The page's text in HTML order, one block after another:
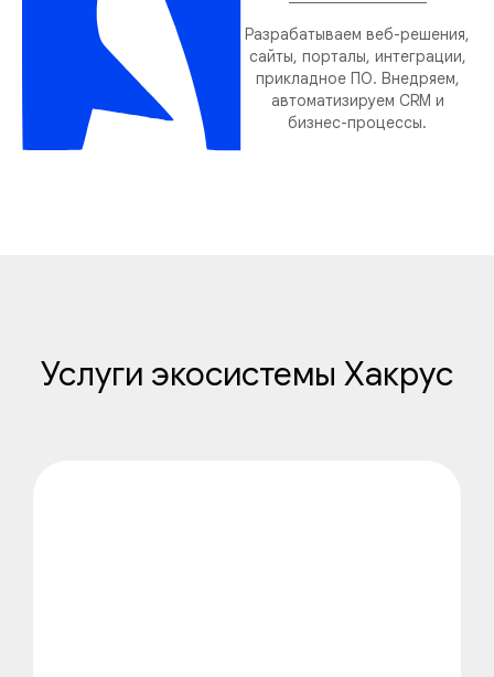
Разрабатываем веб-решения,
сайты, порталы, интеграции,
прикладное ПО. Внедряем,
автоматизируем CRM и
бизнес-процессы.
Услуги экосистемы Хакрус